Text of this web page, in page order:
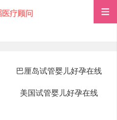
医疗顾问
巴厘岛试管婴儿好孕在线
美国试管婴儿好孕在线